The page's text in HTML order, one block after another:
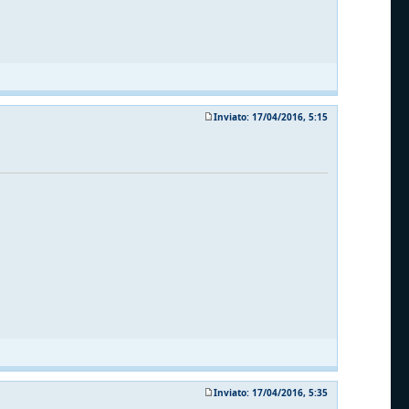
Inviato: 17/04/2016, 5:15
Inviato: 17/04/2016, 5:35